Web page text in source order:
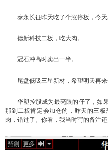
泰永长征昨天吃了个涨停板，今天
德新科技二板，吃大肉。
冠石冲高时卖出一半。
尾盘低吸三星新材，希望明天再
华塑控股成为最亮眼的仔了，如
那到二板肯定会加仓的，昨天的三
肉，错过了。你看，我当时写的备注